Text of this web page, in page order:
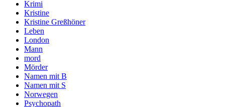
Krimi
Kristine
Kristine Greßhöner
Leben
London
Mann
mord
Mörder
Namen mit B
Namen mit S
Norwegen
Psychopath